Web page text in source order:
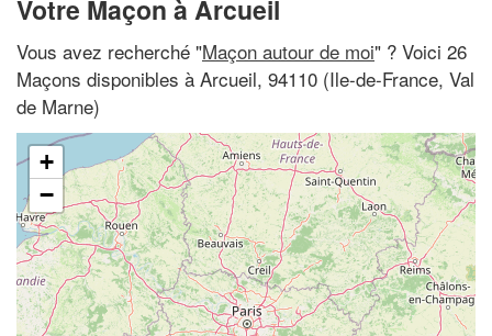
Votre Maçon à Arcueil
Vous avez recherché "Maçon autour de moi" ? Voici 26
Maçons disponibles à Arcueil, 94110 (Ile-de-France, Val
de Marne)
+
−